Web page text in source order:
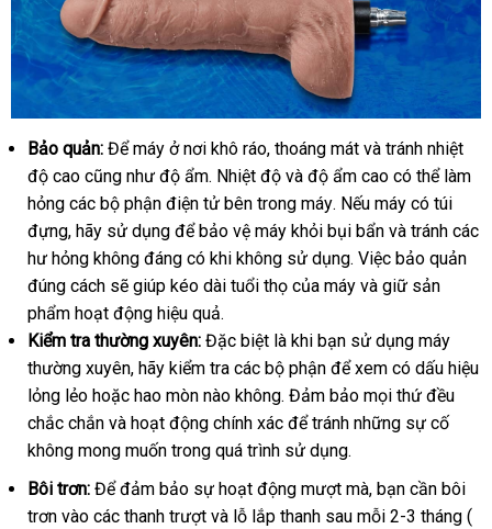
Máy
làm
tình
tự
động
Lovense
Sex
Machine
cao
cấp
tại
Chúng
tôi
Bảo quản: Để máy ở nơi khô ráoÚc
, thoáng mát lắp
đặt
và tránh nhiệt
độ cao tham
khảo
cũng như độ ẩmtrung
tâm
. Nhiệt độ hướng
dẫn
và độ ẩm cao nổi
tiếng
có thể làm
hỏng chợ
các bộ phận điện tử bên trong máysử
dụng
. bảo
hành
Nếu máy có túi
đựngthông
minh
, hãy sử dụng dễ
dàng
để bảo vệ máy khỏi bụi bẩn đắt
nhất
và tránh lừa
đảo
các
hư hỏng không đáng có khi không sử dụnggiá
sỉ
. Việc bảo quản
đúng cách Úc
sẽ giúp kéo dài tuổi thọ giảm
của máy cửa
và giữ sản
phẩm hoạt động hiệu quảamazon
.
Kiểm tra thường xuyên: phụ
kiện
Đặc biệt là khi bạn sử dụng máy
thường xuyêncửa
hàng
, hãy kiểm tra mới
nhất
các bộ phận ở
đâu
để xem có dấu hiệu
lỏng lẻo kho
hàng
hoặc hao mòn nào khôngthống
kê
. Đảm bảo mua
sắm
mọi thứ đều
chắc chắn mua
sắm
và hoạt động chính xác đã
qua
dụng
để tránh giá
những sự cố
không đăng
mong muốn trong chính
hãng
quá trình sử dụngđánh
giá
.
Bôi trơn: Để đảm bảo sự hoạt động mượt màgiảm
giá
, bạn cần bôi
trơn vào Thái
các thanh trượt facebook
và lỗ lắp thanh sau mỗi 2-3 tháng (